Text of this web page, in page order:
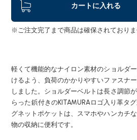
カートに入れる
※ご注文完了まで商品は確保されておりま
軽くて機能的なナイロン素材のショルダ
けるよう、負荷のかかりやすいファスナ
しました。ショルダーベルトは長さ調節
らった鋲付きのKITAMURAロゴ入り革タ
グネットポケットは、スマホやハンカチ
物の収納に便利です。